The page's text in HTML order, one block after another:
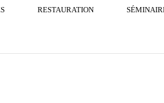
RESTAURATION